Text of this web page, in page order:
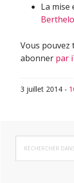
La mise
Vous pouvez
abonner par
3 juillet 2014 -
Barre
latérale
dans
ce